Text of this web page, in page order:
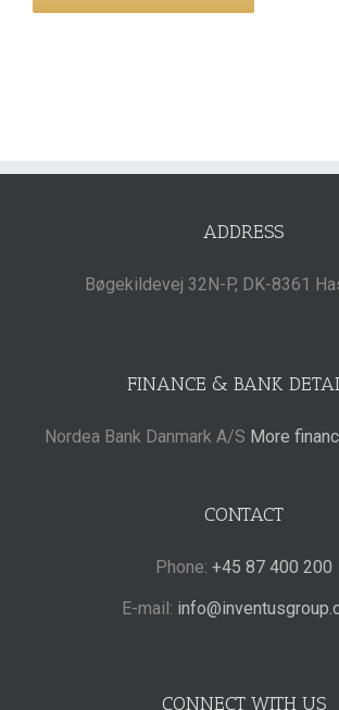
ADDRESS
Bøgekildevej 32N-P, DK-8361
FINANCE & BANK
Nordea Bank Danmark A/S More
CONTACT
Phone: +45 87 400 200
E-mail:
CONNECT WITH US